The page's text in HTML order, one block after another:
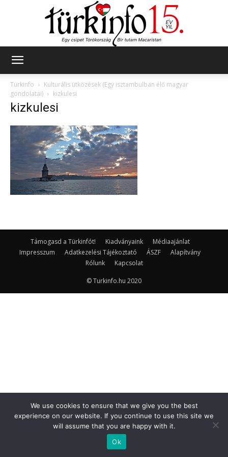
Türkinfo
Kulturális ütközések (Egy isztambulban élő magyar
gondolatai)
kizkulesi
kizkulesi
Támogasd a Türkinfót! Kiadványaink
Médiaajánlat
Impresszum
Adatkezelési Tájékoztató ÁSZF
Alapítvány
Rólunk
Kapcsolat
© Turkinfo.hu 2020
We use cookies to ensure that we give you the best
experience on our website. If you continue to use this site we
will assume that you are happy with it.
Ok